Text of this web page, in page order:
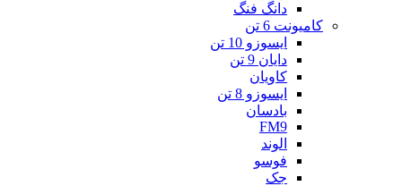
دانگ فنگ
کامیونت 6 تن
ایسوزو 10 تن
دایان 9 تن
کاویان
ایسوزو 8 تن
بادسان
FM9
الوند
فوسو
جک